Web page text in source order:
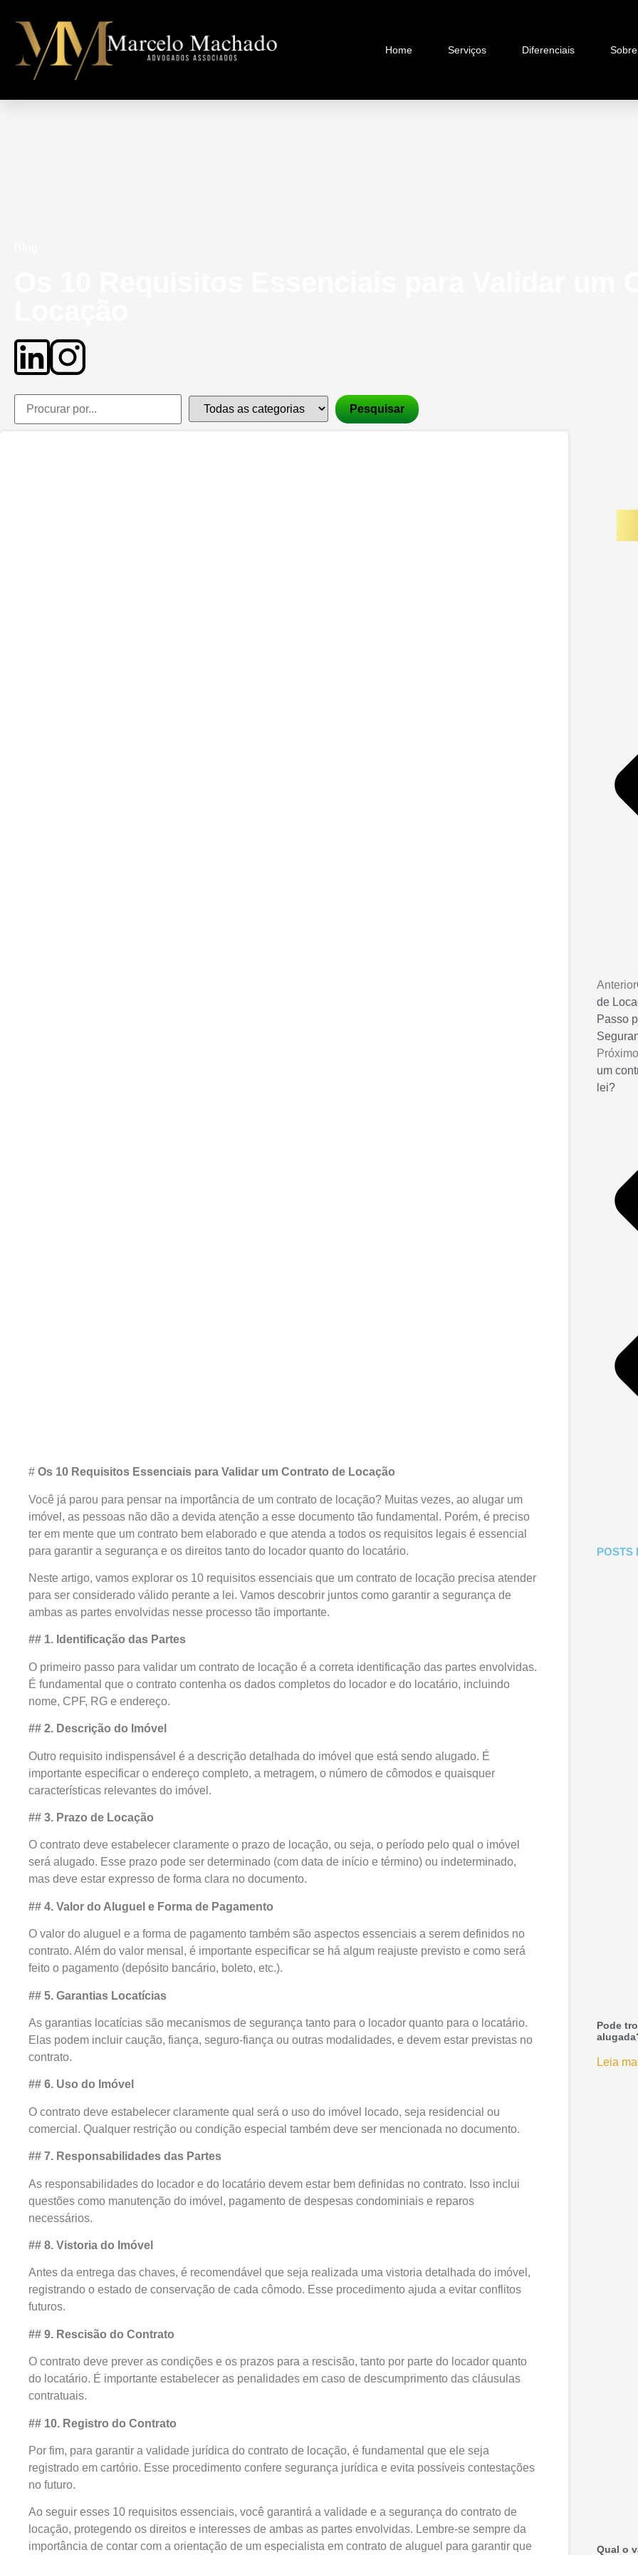
Home Serviços Diferenciais
# Os 10 Requisitos Essenciais para Validar um Contrato de Locação
Você já parou para pensar na importância de um contrato de locação? Muitas vezes, ao alugar um
imóvel, as pessoas não dão a devida atenção a esse documento tão fundamental. Porém, é preciso
ter em mente que um contrato bem elaborado e que atenda a todos os requisitos legais é essencial
para garantir a segurança e os direitos tanto do locador quanto do locatário.
Neste artigo, vamos explorar os 10 requisitos essenciais que um contrato de locação precisa atender
para ser considerado válido perante a lei. Vamos descobrir juntos como garantir a segurança de
ambas as partes envolvidas nesse processo tão importante.
## 1. Identificação das Partes
O primeiro passo para validar um contrato de locação é a correta identificação das partes envolvidas.
É fundamental que o contrato contenha os dados completos do locador e do locatário, incluindo
nome, CPF, RG e endereço.
## 2. Descrição do Imóvel
Outro requisito indispensável é a descrição detalhada do imóvel que está sendo alugado. É
importante especificar o endereço completo, a metragem, o número de cômodos e quaisquer
características relevantes do imóvel.
## 3. Prazo de Locação
O contrato deve estabelecer claramente o prazo de locação, ou seja, o período pelo qual o imóvel
será alugado. Esse prazo pode ser determinado (com data de início e término) ou indeterminado,
mas deve estar expresso de forma clara no documento.
## 4. Valor do Aluguel e Forma de Pagamento
O valor do aluguel e a forma de pagamento também são aspectos essenciais a serem definidos no
contrato. Além do valor mensal, é importante especificar se há algum reajuste previsto e como será
feito o pagamento (depósito bancário, boleto, etc.).
## 5. Garantias Locatícias
As garantias locatícias são mecanismos de segurança tanto para o locador quanto para o locatário.
Elas podem incluir caução, fiança, seguro-fiança ou outras modalidades, e devem estar previstas no
contrato.
## 6. Uso do Imóvel
O contrato deve estabelecer claramente qual será o uso do imóvel locado, seja residencial ou
comercial. Qualquer restrição ou condição especial também deve ser mencionada no documento.
## 7. Responsabilidades das Partes
As responsabilidades do locador e do locatário devem estar bem definidas no contrato. Isso inclui
questões como manutenção do imóvel, pagamento de despesas condominiais e reparos
necessários.
## 8. Vistoria do Imóvel
Antes da entrega das chaves, é recomendável que seja realizada uma vistoria detalhada do imóvel,
registrando o estado de conservação de cada cômodo. Esse procedimento ajuda a evitar conflitos
futuros.
## 9. Rescisão do Contrato
O contrato deve prever as condições e os prazos para a rescisão, tanto por parte do locador quanto
do locatário. É importante estabelecer as penalidades em caso de descumprimento das cláusulas
contratuais.
## 10. Registro do Contrato
Por fim, para garantir a validade jurídica do contrato de locação, é fundamental que ele seja
registrado em cartório. Esse procedimento confere segurança jurídica e evita possíveis contestações
no futuro.
Ao seguir esses 10 requisitos essenciais, você garantirá a validade e a segurança do contrato de
locação, protegendo os direitos e interesses de ambas as partes envolvidas. Lembre-se sempre da
importância de contar com a orientação de um especialista em contrato de aluguel para garantir que
Anterior
de
Passo
Próximo
um
lei?
POSTS
Pode
Leia
Qual o